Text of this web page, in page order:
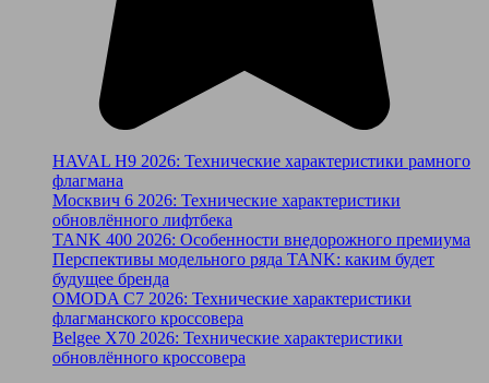
HAVAL H9 2026: Технические характеристики рамного
флагмана
Москвич 6 2026: Технические характеристики
обновлённого лифтбека
TANK 400 2026: Особенности внедорожного премиума
Перспективы модельного ряда TANK: каким будет
будущее бренда
OMODA C7 2026: Технические характеристики
флагманского кроссовера
Belgee X70 2026: Технические характеристики
обновлённого кроссовера